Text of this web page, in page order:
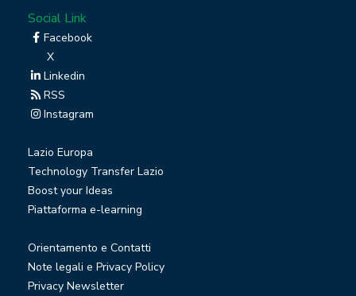
Social Link
Facebook
X
Linkedin
RSS
Instagram
Lazio Europa
Technology Transfer Lazio
Boost your Ideas
Piattaforma e-learning
Orientamento e Contatti
Note legali e Privacy Policy
Privacy Newsletter